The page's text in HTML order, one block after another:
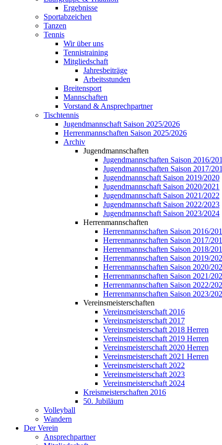
Ergebnisse
Sportabzeichen
Tanzen
Tennis
Wir über uns
Tennistraining
Mitgliedschaft
Jahresbeiträge
Arbeitsstunden
Breitensport
Mannschaften
Vorstand & Ansprechpartner
Tischtennis
Jugendmannschaft Saison 2025/2026
Herrenmannschaften Saison 2025/2026
Archiv
Jugendmannschaften
Jugendmannschaften Saison 2016/
Jugendmannschaften Saison 2017/
Jugendmannschaft Saison 2019/2020
Jugendmannschaft Saison 2020/2021
Jugendmannschaft Saison 2021/2022
Jugendmannschaft Saison 2022/2023
Jugendmannschaft Saison 2023/2024
Herrenmannschaften
Herrenmannschaften Saison 2016/
Herrenmannschaften Saison 2017/
Herrenmannschaften Saison 2018/
Herrenmannschaften Saison 2019/
Herrenmannschaften Saison 2020/
Herrenmannschaften Saison 2021/
Herrenmannschaften Saison 2022/
Herrenmannschaften Saison 2023/
Vereinsmeisterschaften
Vereinsmeisterschaft 2016
Vereinsmeisterschaft 2017
Vereinsmeisterschaft 2018 Herren
Vereinsmeisterschaft 2019 Herren
Vereinsmeisterschaft 2020 Herren
Vereinsmeisterschaft 2021 Herren
Vereinsmeisterschaft 2022
Vereinsmeisterschaft 2023
Vereinsmeisterschaft 2024
Kreismeisterschaften 2016
50. Jubiläum
Volleyball
Wandern
Der Verein
Ansprechpartner